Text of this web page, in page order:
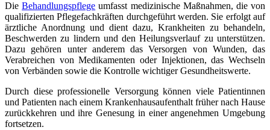
DieBehandlungspflege umfasst medizinische Maßnahmen, die von
qualifizierten Pflegefachkräften durchgeführt werden. Sie erfolgt auf
ärztliche Anordnung und dient dazu, Krankheiten zu behandeln,
Beschwerden zu lindern und den Heilungsverlauf zu unterstützen.
Dazu gehören unter anderem das Versorgen von Wunden, das
Verabreichen von Medikamenten oder Injektionen, das Wechseln
von Verbänden sowie die Kontrolle wichtiger Gesundheitswerte.
Durch diese professionelle Versorgung können viele Patientinnen
und Patienten nach einem Krankenhausaufenthalt früher nach Hause
zurückkehren und ihre Genesung in einer angenehmen Umgebung
fortsetzen.